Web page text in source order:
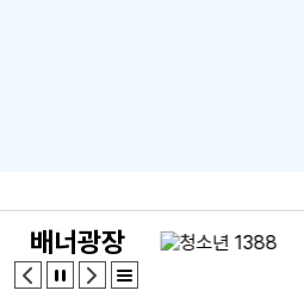
배너광장